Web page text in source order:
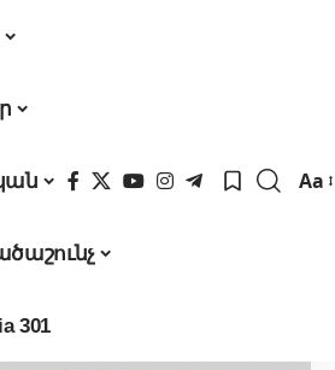
301
Aa